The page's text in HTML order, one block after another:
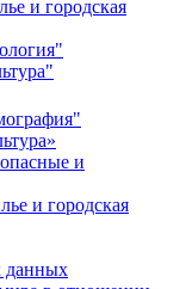
и городская
и
и городская
данных